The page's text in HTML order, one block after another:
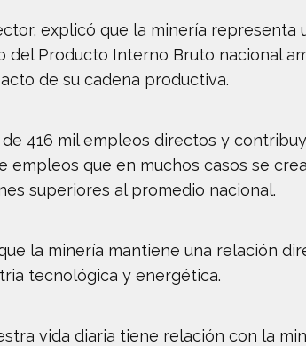
explicó que la minería representa
Producto Interno Bruto nacional
de su cadena productiva.
416 mil empleos directos y
empleos que en muchos casos se
superiores al promedio nacional.
la minería mantiene una relación
tecnológica y energética.
vida diaria tiene relación con la